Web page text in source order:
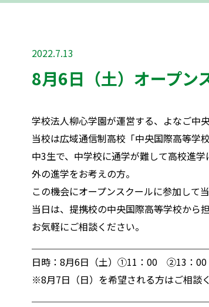
2022.7.13
8月6日（土）オープン
学校法人柳心学園が運営する、よなご中
当校は広域通信制高校「中央国際高等学
中3生で、中学校に通学が難して高校進
外の進学をお考えの方。
この機会にオープンスクールに参加して
当日は、提携校の中央国際高等学校から
お気軽にご相談ください。
日時：8月6日（土）①11：00 ②13：
※8月7日（日）を希望される方はご相談